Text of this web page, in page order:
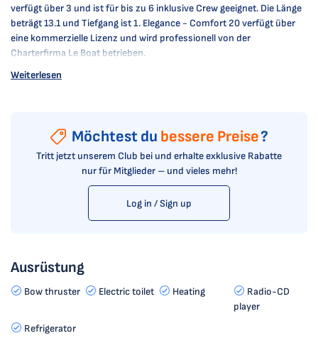
verfügt über 3 und ist für bis zu 6 inklusive Crew geeignet. Die Länge
beträgt 13.1 und Tiefgang ist 1. Elegance - Comfort 20 verfügt über
eine kommerzielle Lizenz und wird professionell von der
Charterfirma Le Boat betrieben.
Weiterlesen
Möchtest du bessere Preise?
Tritt jetzt unserem Club bei und erhalte exklusive Rabatte
nur für Mitglieder – und vieles mehr!
Log in / Sign up
Ausrüstung
Bow thruster Electric toilet Heating
Radio-CD
player
Refrigerator